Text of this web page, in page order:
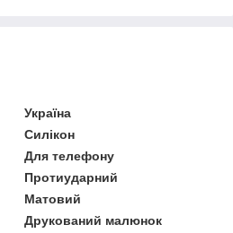
Україна
Силікон
Для телефону
Протиударний
Матовий
Друкований малюнок